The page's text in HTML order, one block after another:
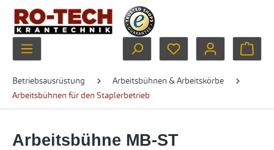
Zum Hauptinhalt springen
Du hast 0 Produkte
Betriebsausrüstung
Arbeitsbühnen & Arbeitskörbe
Arbeitsbühnen für den Staplerbetrieb
Arbeitsbühne MB-ST